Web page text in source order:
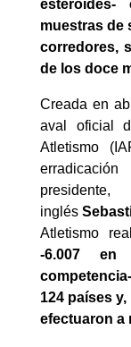
muestras de
corredores,
de los doce
Creada en
aval oficial
Atletismo
inglés
Atletismo
-6.007 en
124 países y,
efectuaron a